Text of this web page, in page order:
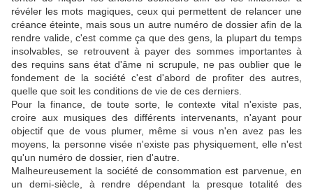
révéler les mots magiques, ceux qui permettent de relancer une
créance éteinte, mais sous un autre numéro de dossier afin de la
rendre valide, c'est comme ça que des gens, la plupart du temps
insolvables, se retrouvent à payer des sommes importantes à
des requins sans état d'âme ni scrupule, ne pas oublier que le
fondement de la société c'est d'abord de profiter des autres,
quelle que soit les conditions de vie de ces derniers.
Pour la finance, de toute sorte, le contexte vital n'existe pas,
croire aux musiques des différents intervenants, n'ayant pour
objectif que de vous plumer, même si vous n'en avez pas les
moyens, la personne visée n'existe pas physiquement, elle n'est
qu'un numéro de dossier, rien d'autre.
Malheureusement la société de consommation est parvenue, en
un demi-siècle, à rendre dépendant la presque totalité des